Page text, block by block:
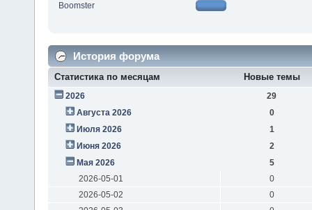
Boomster
История форума
Статистика по месяцам Новые темы
2026
29
Августа 2026
0
Июля 2026
1
Июня 2026
2
Мая 2026
5
2026-05-01
0
2026-05-02
0